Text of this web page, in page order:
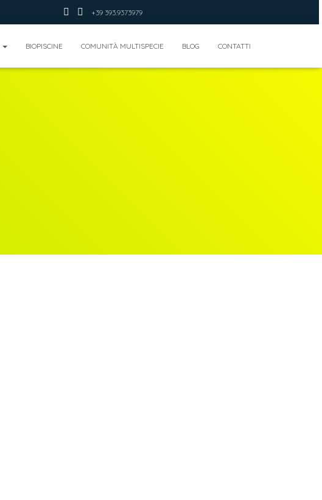
+39 393.9373979
BIOPISCINE COMUNITÀ MULTISPECIE BLOG CONTATTI